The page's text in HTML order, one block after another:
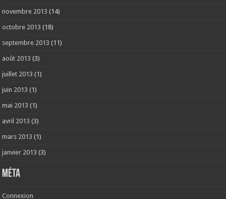
novembre 2013 (14)
octobre 2013 (18)
septembre 2013 (11)
août 2013 (3)
juillet 2013 (1)
juin 2013 (1)
mai 2013 (1)
avril 2013 (3)
mars 2013 (1)
janvier 2013 (3)
Méta
Connexion